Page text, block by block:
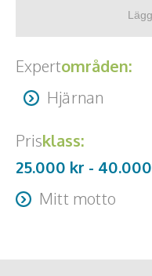
Expertområden:
Hjärnan
Prisklass:
25.000 kr - 40.000
Mitt motto